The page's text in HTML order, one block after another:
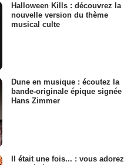
Halloween Kills : découvrez la
nouvelle version du thème
musical culte
Dune en musique : écoutez la
bande-originale épique signée
Hans Zimmer
Il était une fois... : vous adorez